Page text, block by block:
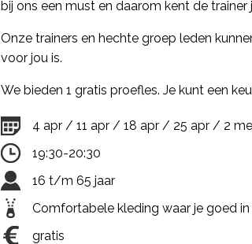
bij ons een must en daarom kent de
Onze trainers en hechte groep leden
voor jou is.
We bieden 1 gratis proefles. Je kunt een
4 apr / 11 apr / 18 apr / 25 apr / 2
19:30-20:30
16 t/m 65 jaar
Comfortabele kleding waar je goed
gratis